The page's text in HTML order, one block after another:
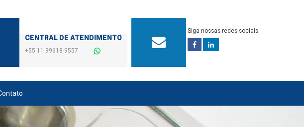
CENTRAL DE ATENDIMENTO
+55 11 99618-9557
Siga nossas redes sociais